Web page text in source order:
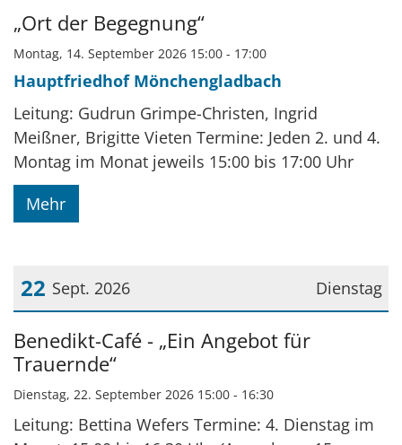
Datum: 14. September 2026
„Ort der Begegnung“
Montag, 14. September 2026 15:00 - 17:00
Hauptfriedhof Mönchengladbach
Leitung: Gudrun Grimpe-Christen, Ingrid
Meißner, Brigitte Vieten Termine: Jeden 2. und 4.
Montag im Monat jeweils 15:00 bis 17:00 Uhr
Mehr
Dienstag
22 Sept. 2026
Datum: 22. September 2026
Benedikt-Café - „Ein Angebot für
Trauernde“
Dienstag, 22. September 2026 15:00 - 16:30
Leitung: Bettina Wefers Termine: 4. Dienstag im